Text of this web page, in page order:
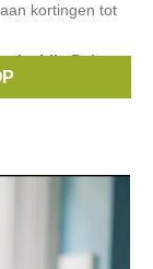
kortingen tot
,Lily Balou,